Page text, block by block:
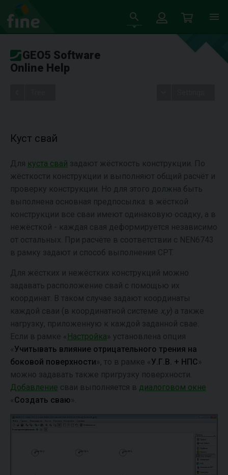
GEO5 Software
Online Help
Куст свай
Для куста свай задают жёсткость конструкции. По
жёсткости конструкции и выполняют общий расчёт и
проверку конструкции. Но для этого должна быть
выполнена основная предпосылка: в жёсткой
конструкции все сваи имеют одинаковую осадку, а в
нежёсткой - каждая свая деформируется независимо
от остальных. При расчёте в соответствии с NEN6743
в рамку задают и способ выполнения CPT.
Для жёстких и нежёстких конструкций можно
задавать расположение свай с помощью их
координат. В таком случае задают координаты
каждой сваи (в координатной системе x,y) а также
нагрузку, приложенную к каждой заданной свае.
Если в рамке « Настройка » установлена опция
« Учитывать влияние отрицательного трения на
боковой поверхности », то в рамке « У.Г.В. + НПС »
можно задавать также пригрузку поверхности.
Добавление сваи выполняется в диалоговом окне
« Создать сваю ».